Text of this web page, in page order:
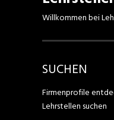
Willkommen bei
SUCHEN
Firmenprofile
Lehrstellen suchen